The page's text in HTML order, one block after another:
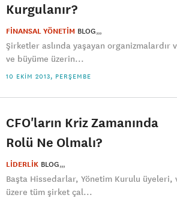
Kurgulanır?
FİNANSAL YÖNETİM BLOG
Şirketler aslında yaşayan organizmalardır
ve büyüme üzerin...
10 EKIM 2013, PERŞEMBE
CFO'ların Kriz Zamanında
Rolü Ne Olmalı?
LİDERLİK BLOG
Başta Hissedarlar, Yönetim Kurulu üyeleri,
üzere tüm şirket çal...